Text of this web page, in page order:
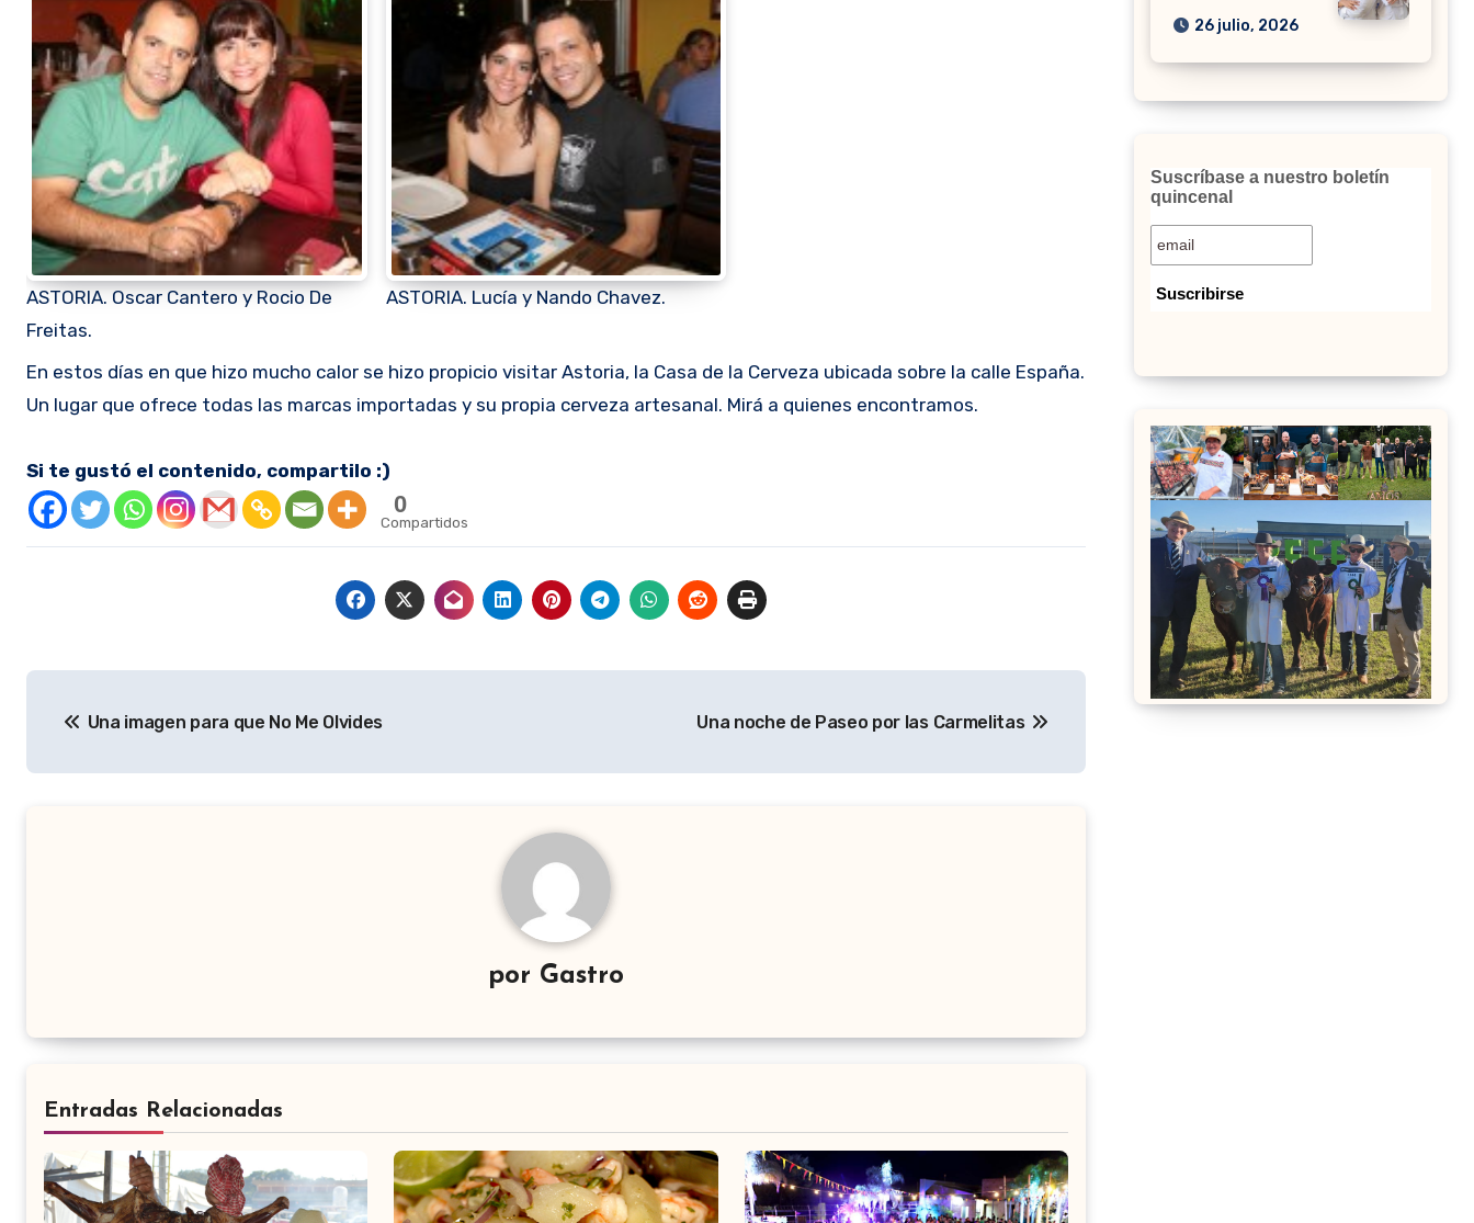
ASTORIA. Oscar Cantero y Rocio De
Freitas.
ASTORIA. Lucía y Nando Chavez.
En estos días en que hizo mucho calor se hizo propicio visitar Astoria, la Casa de la Cerveza ubicada sobre la calle España.
Un lugar que ofrece todas las marcas importadas y su propia cerveza artesanal. Mirá a quienes encontramos.
Si te gustó el contenido, compartilo :)
0
Compartidos
de
entradas
Una imagen para que No Me Olvides Una noche de Paseo por las Carmelitas
por Gastro
Entradas Relacionadas
26 julio, 2026
Suscríbase a nuestro boletín
quincenal